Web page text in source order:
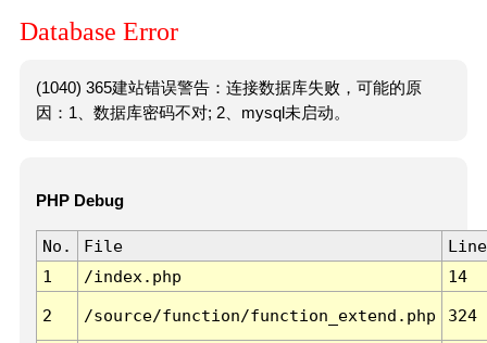
Database Error
(1040) 365建站错误警告：连接数据库失败，可能的原
因：1、数据库密码不对; 2、mysql未启动。
PHP Debug
No. File
Line
1
/index.php 14
2 /source/function/function_extend.php 324